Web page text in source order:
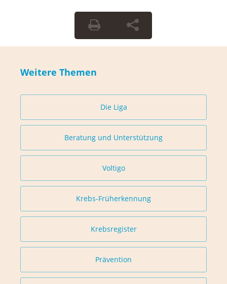
Weitere Themen
Die Liga
Beratung und Unterstützung
Voltigo
Krebs-Früherkennung
Krebsregister
Prävention